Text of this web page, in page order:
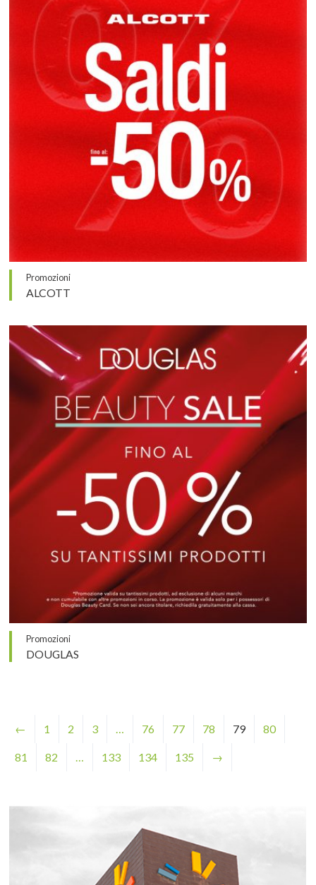
Promozioni
ALCOTT
Promozioni
DOUGLAS
← 1 2 3 … 76 77 78 79 80
81 82 … 133 134 135 →